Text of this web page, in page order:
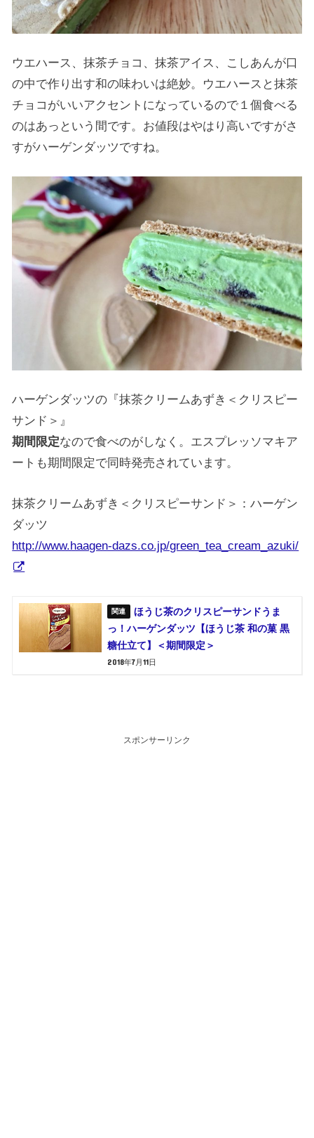
ウエハース、抹茶チョコ、抹茶アイス、こしあんが口
の中で作り出す和の味わいは絶妙。ウエハースと抹茶
チョコがいいアクセントになっているので１個食べる
のはあっという間です。お値段はやはり高いですがさ
すがハーゲンダッツですね。
ハーゲンダッツの『抹茶クリームあずき＜クリスピー
サンド＞』
期間限定なので食べのがしなく。エスプレッソマキア
ートも期間限定で同時発売されています。
抹茶クリームあずき＜クリスピーサンド＞：ハーゲン
ダッツ
http://www.haagen-dazs.co.jp/green_tea_cream_azuki/
ほうじ茶のクリスピーサンドうま
っ！ハーゲンダッツ【ほうじ茶 和の菓 黒
糖仕立て】＜期間限定＞
2018年7月11日
スポンサーリンク